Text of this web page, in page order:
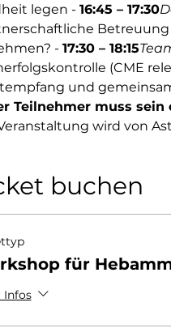
legen - 16:45 – 17:30
- 17:30 – 18:15
(CME
und
Teilnehmer muss
wird von
buchen
für
Infos